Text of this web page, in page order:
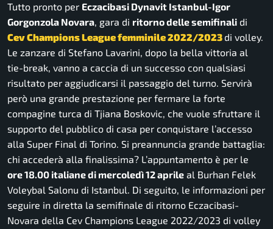
Tutto pronto per Eczacibasi Dynavit Istanbul-Igor
Gorgonzola Novara, gara di ritorno delle semifinali di
Cev Champions League femminile 2022/2023 di volley.
Le zanzare di Stefano Lavarini, dopo la bella vittoria al
tie-break, vanno a caccia di un successo con qualsiasi
risultato per aggiudicarsi il passaggio del turno. Servirà
però una grande prestazione per fermare la forte
compagine turca di Tjiana Boskovic, che vuole sfruttare il
supporto del pubblico di casa per conquistare l’accesso
alla Super Final di Torino. Si preannuncia grande battaglia:
chi accederà alla finalissima? L’appuntamento è per le
ore 18.00 italiane di mercoledì 12 aprile al Burhan Felek
Voleybal Salonu di Istanbul. Di seguito, le informazioni per
seguire in diretta la semifinale di ritorno Eczacibasi-
Novara della Cev Champions League 2022/2023 di volley